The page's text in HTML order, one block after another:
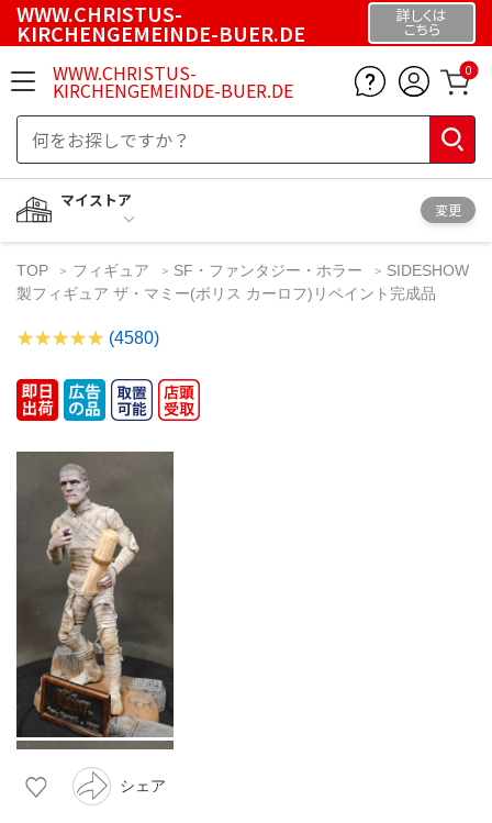
WWW.CHRISTUS-
KIRCHENGEMEINDE-BUER.DE
詳しくは
こちら
WWW.CHRISTUS-
KIRCHENGEMEINDE-BUER.DE
0
マイストア
変更
TOP フィギュア SF・ファンタジー・ホラー
SIDESHOW
製フィギュア ザ・マミー(ボリス カーロフ)リペイント完成品
(4580)
シェア